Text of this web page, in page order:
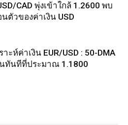
CAD พุ่งเข้าใกล้ 1.2600 พบ
ตัวของค่าเงิน USD
าะห์ค่าเงิน EUR/USD : 50-DMA
ทันทีที่ประมาณ 1.1800